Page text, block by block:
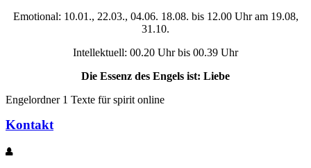
Emotional: 10.01., 22.03., 04.06. 18.08. bis 12.00 Uhr am 19.08,
31.10.
Intellektuell: 00.20 Uhr bis 00.39 Uhr
Die Essenz des Engels ist: Liebe
Engelordner 1 Texte für spirit online
Kontakt